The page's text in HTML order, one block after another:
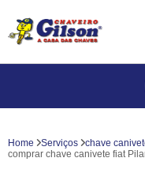
Home Serviços chave
comprar chave canivete fiat